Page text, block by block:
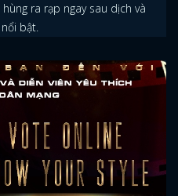
ra rạp ngay sau dịch và
bật.